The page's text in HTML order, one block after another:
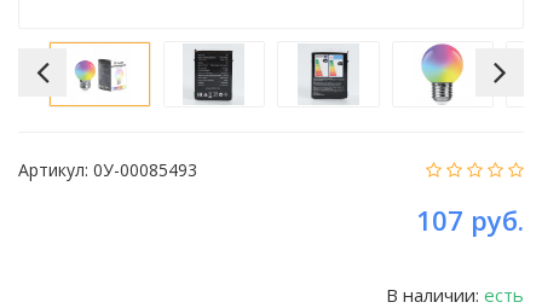
Артикул: 0У-00085493
107 руб.
В наличии: есть